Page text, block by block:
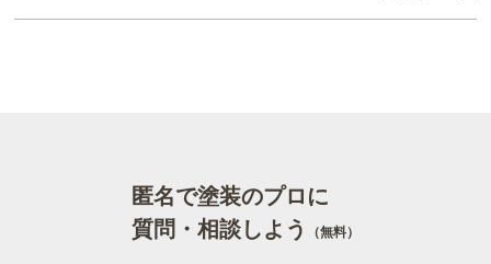
匿名で塗装のプロに
質問・相談しよう （無料）